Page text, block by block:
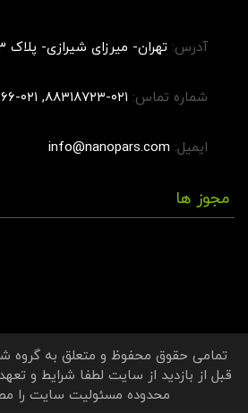
آدرس: تهران- میرزای شیرازی- پلاک ۷۳
شماره تماس: ۰۲۱-۸۸۳۱۸۷۲۳, ۰۲۱-۹۱۰۰۶۲۶۶
ایمیل: info@nanopars.com
مجوز ها
تمامی حقوق محفوظ و متعلق بهگروه
قبل از بازدید از سایت لطفا شرایط و
محدوده مسئولیت سایت را